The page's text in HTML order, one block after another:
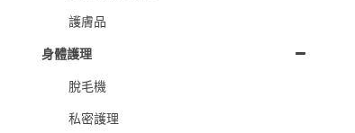
護膚品
身體護理
脫毛機
私密護理